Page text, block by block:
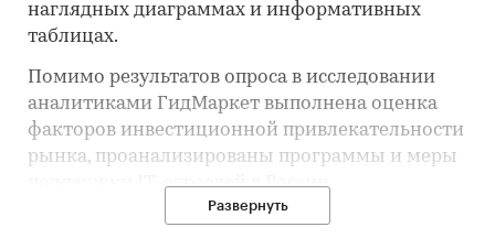
наглядных диаграммах и информативных
таблицах.
Помимо результатов опроса в исследовании
аналитиками ГидМаркет выполнена оценка
факторов инвестиционной привлекательности
рынка, проанализированы программы и меры
поддержки IT-отраслей в России,
потребительские тренды, проблемы и угрозы
Развернуть